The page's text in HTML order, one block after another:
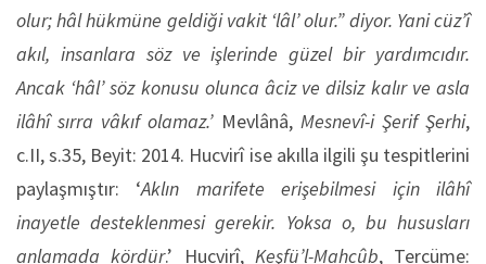
olur; hâl hükmüne geldiği vakit ‘lâl’ olur.” diyor. Yani cüz’î
akıl, insanlara söz ve işlerinde güzel bir yardımcıdır.
Ancak ‘hâl’ söz konusu olunca âciz ve dilsiz kalır ve asla
ilâhî sırra vâkıf olamaz.’Mevlânâ, Mesnevî-i Şerif Şerhi,
c.II, s.35, Beyit: 2014. Hucvirî ise akılla ilgili şu tespitlerini
paylaşmıştır: ‘Aklın marifete erişebilmesi için ilâhî
inayetle desteklenmesi gerekir. Yoksa o, bu hususları
anlamada kördür.’ Hucvirî, Keşfü’l-Mahcûb, Tercüme: